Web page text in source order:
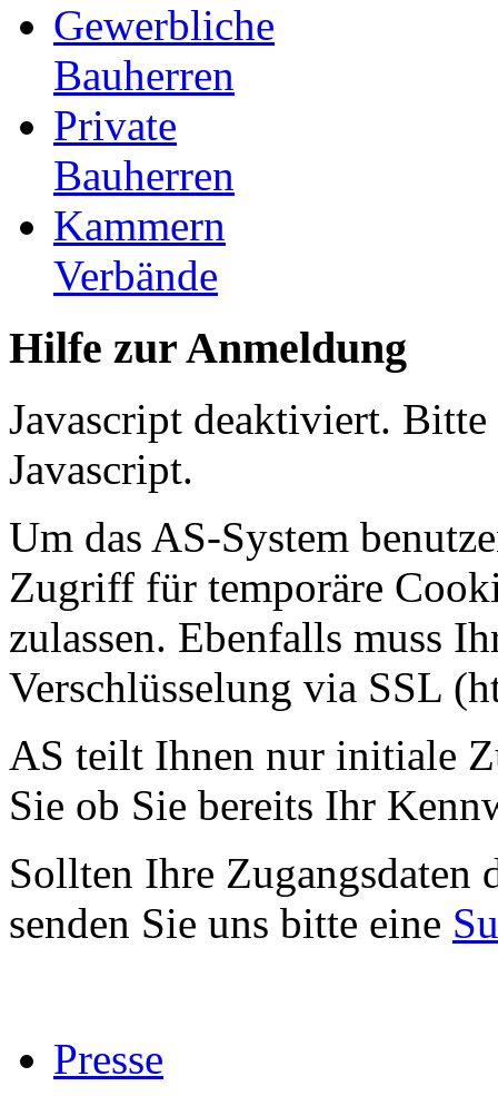
Gewerbliche
Bauherren
Private
Bauherren
Kammern
Verbände
Hilfe zur Anmeldung
Javascript deaktiviert.
Javascript.
Um das AS-System
Zugriff für temporäre
zulassen. Ebenfalls muss
Verschlüsselung via SSL
AS teilt Ihnen nur initiale
Sie ob Sie bereits Ihr
Sollten Ihre
senden Sie uns bitte eine
Presse